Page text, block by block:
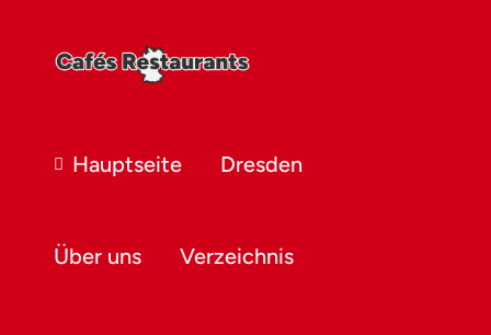
Hauptseite Dresden
Über uns Verzeichnis